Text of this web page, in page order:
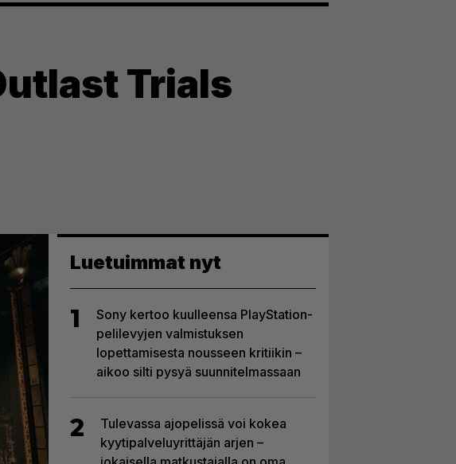
Trials
Luetuimmat nyt
1
Sony kertoo kuulleensa PlayStation-
pelilevyjen valmistuksen
lopettamisesta nousseen kritiikin –
aikoo silti pysyä suunnitelmassaan
2
Tulevassa ajopelissä voi kokea
kyytipalveluyrittäjän arjen –